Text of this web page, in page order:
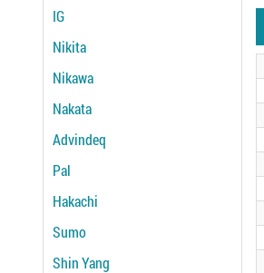
IG
Nikita
Nikawa
Nakata
Advindeq
Pal
Hakachi
Sumo
Shin Yang